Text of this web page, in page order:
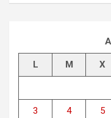
L M X
3 4 5